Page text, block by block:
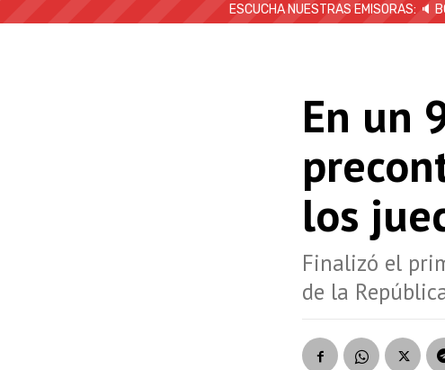
ESCUCHA NUESTRAS EMISORAS: 🔈
En un
los
Finalizó el
de la